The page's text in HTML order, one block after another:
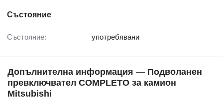
Състояние
Състояние: употребявани
Допълнителна информация — Подволанен
превключвател COMPLETO за камион
Mitsubishi